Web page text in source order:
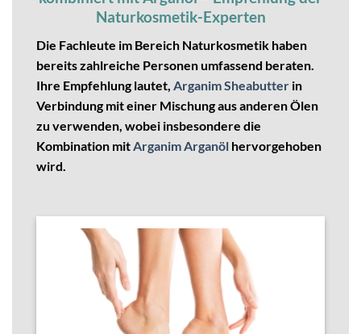
Naturkosmetik-Experten
Die Fachleute im Bereich Naturkosmetik haben
bereits zahlreiche Personen umfassend beraten.
Ihre Empfehlung lautet, Arganim Sheabutter in
Verbindung mit einer Mischung aus anderen Ölen
zu verwenden, wobei insbesondere die
Kombination mit Arganim Arganöl hervorgehoben
wird.